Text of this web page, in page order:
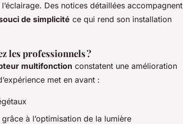
Des notices détaillées accompagnent
de simplicité ce qui rend son installation
les professionnels ?
multifonction constatent une amélioration
met en avant :
grâce à l’optimisation de la lumière